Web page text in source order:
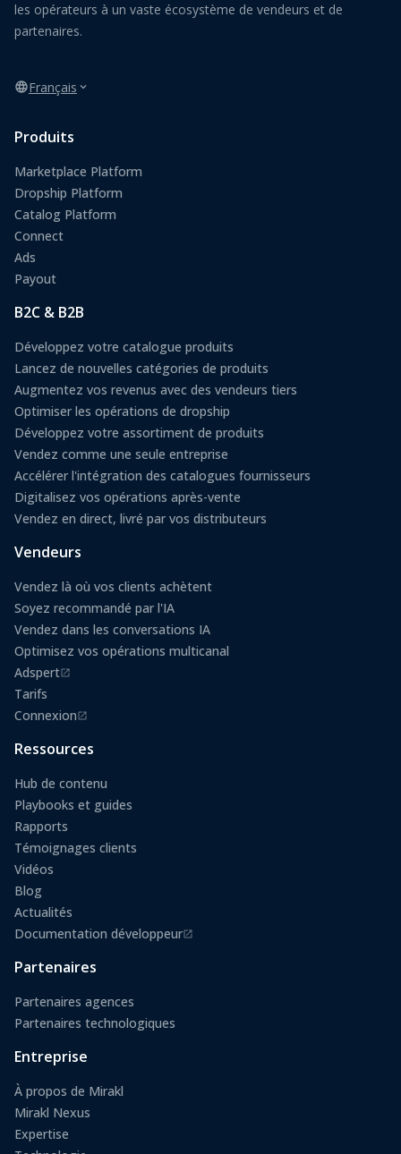
les opérateurs à un vaste écosystème de vendeurs et de
partenaires.
Français
Produits
Marketplace Platform
Dropship Platform
Catalog Platform
Connect
Ads
Payout
B2C & B2B
Développez votre catalogue produits
Lancez de nouvelles catégories de produits
Augmentez vos revenus avec des vendeurs tiers
Optimiser les opérations de dropship
Développez votre assortiment de produits
Vendez comme une seule entreprise
Accélérer l'intégration des catalogues fournisseurs
Digitalisez vos opérations après-vente
Vendez en direct, livré par vos distributeurs
Vendeurs
Vendez là où vos clients achètent
Soyez recommandé par l'IA
Vendez dans les conversations IA
Optimisez vos opérations multicanal
Adspert
(s'ouvre dans un nouvel onglet)
Tarifs
Connexion
(s'ouvre dans un nouvel onglet)
Ressources
Hub de contenu
Playbooks et guides
Rapports
Témoignages clients
Vidéos
Blog
Actualités
Documentation développeur
(s'ouvre dans un nouvel onglet)
Partenaires
Partenaires agences
Partenaires technologiques
Entreprise
À propos de Mirakl
Mirakl Nexus
Expertise